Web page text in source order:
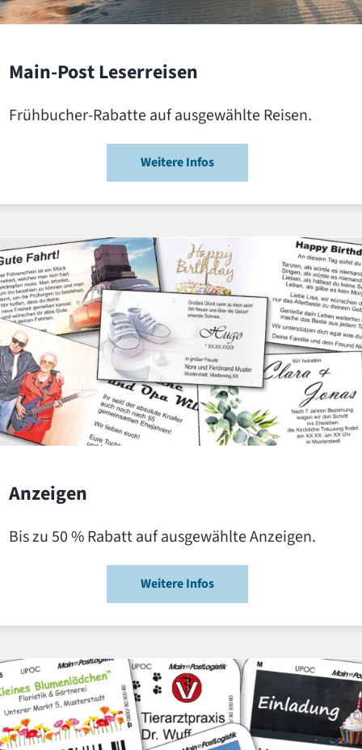
Main-Post Leserreisen
Frühbucher-Rabatte auf ausgewählte Reisen.
Weitere Infos
Anzeigen
Bis zu 50 % Rabatt auf ausgewählte Anzeigen.
Weitere Infos